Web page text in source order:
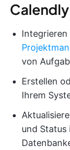
Calendly
Integrieren
von
Erstellen
Ihrem
und Status